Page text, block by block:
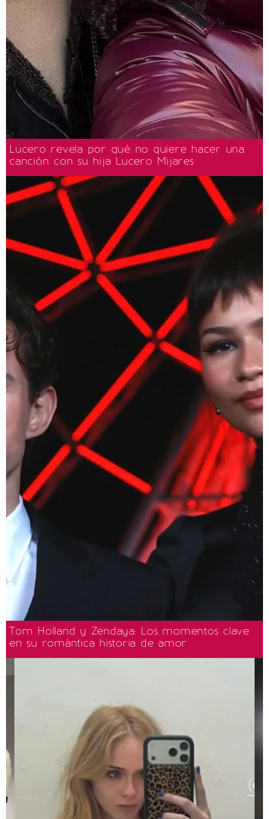
Lucero revela por qué no quiere hacer una
canción con su hija Lucero Mijares
Tom Holland y Zendaya: Los momentos clave
en su romántica historia de amor